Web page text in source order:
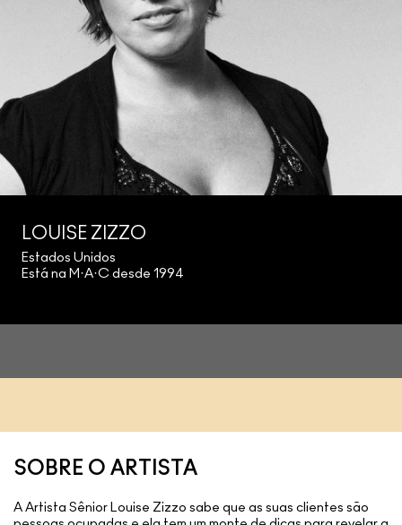
LOUISE ZIZZO
Estados Unidos
Está na M·A·C desde 1994
SOBRE O ARTISTA
A Artista Sênior Louise Zizzo sabe que as suas clientes são